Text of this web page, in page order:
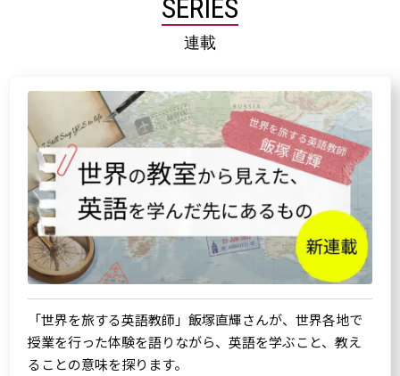
SERIES
連載
「世界を旅する英語教師」飯塚直輝さんが、世界各地で
授業を行った体験を語りながら、英語を学ぶこと、教え
ることの意味を探ります。